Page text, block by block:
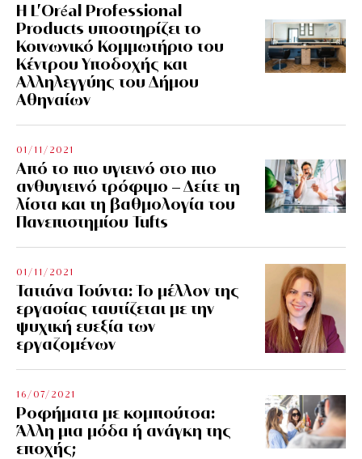
Η L’Οréal Professional
Products υποστηρίζει το
Κοινωνικό Κομμωτήριο του
Κέντρου Υποδοχής και
Αλληλεγγύης του Δήμου
Αθηναίων
01/11/2021
Από το πιο υγιεινό στο πιο
ανθυγιεινό τρόφιμο – Δείτε τη
λίστα και τη βαθμολογία του
Πανεπιστημίου Tufts
01/11/2021
Τατιάνα Τούντα: Το μέλλον της
εργασίας ταυτίζεται με την
ψυχική ευεξία των
εργαζομένων
16/07/2021
Ροφήματα με κομπούτσα:
Άλλη μια μόδα ή ανάγκη της
εποχής;